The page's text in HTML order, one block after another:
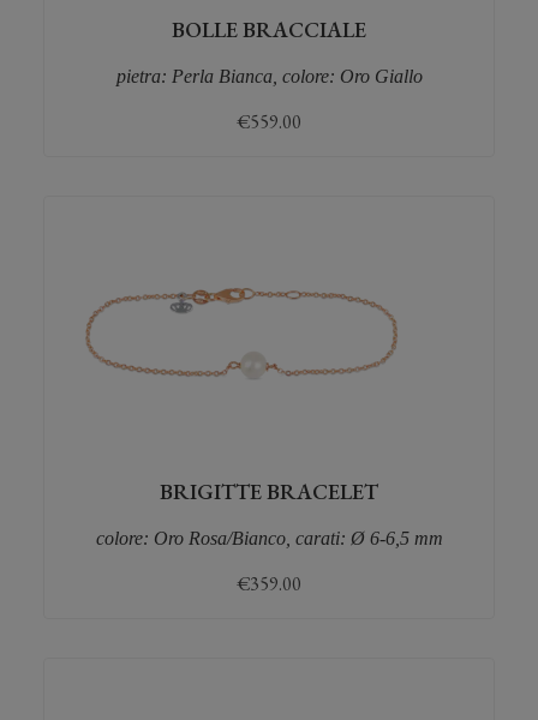
BOLLE BRACCIALE
pietra: Perla Bianca, colore: Oro Giallo
€559.00
BRIGITTE BRACELET
colore: Oro Rosa/Bianco, carati: Ø 6-6,5 mm
€359.00